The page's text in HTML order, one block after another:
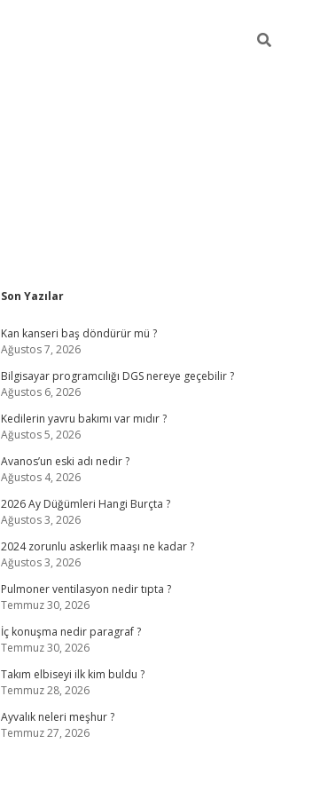
Sidebar
Son Yazılar
Kan kanseri baş döndürür mü ?
Ağustos 7, 2026
Bilgisayar programcılığı DGS nereye geçebilir ?
Ağustos 6, 2026
Kedilerin yavru bakımı var mıdır ?
Ağustos 5, 2026
Avanos’un eski adı nedir ?
Ağustos 4, 2026
2026 Ay Düğümleri Hangi Burçta ?
Ağustos 3, 2026
2024 zorunlu askerlik maaşı ne kadar ?
Ağustos 3, 2026
Pulmoner ventilasyon nedir tıpta ?
Temmuz 30, 2026
İç konuşma nedir paragraf ?
Temmuz 30, 2026
Takım elbiseyi ilk kim buldu ?
Temmuz 28, 2026
Ayvalık neleri meşhur ?
Temmuz 27, 2026